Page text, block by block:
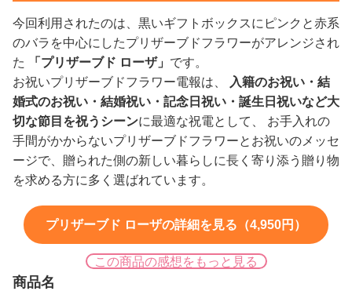
今回利用されたのは、黒いギフトボックスにピンクと赤系
のバラを中心にしたプリザーブドフラワーがアレンジされ
た
「プリザーブド ローザ」 です。
お祝いプリザーブドフラワー電報は、
入籍のお祝い・結
婚式のお祝い・結婚祝い・記念日祝い・誕生日祝いなど大
切な節目を祝うシーンに最適な祝電として、 お手入れの
手間がかからないプリザーブドフラワーとお祝いのメッセ
ージで、贈られた側の新しい暮らしに長く寄り添う贈り物
を求める方に多く選ばれています。
プリザーブド ローザの詳細を見る（4,950円）
この商品の感想をもっと見る
商品名